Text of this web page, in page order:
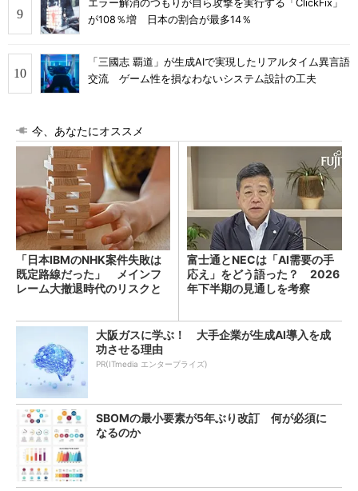
エラー解消のつもりが自ら攻撃を実行する「ClickFix」
が108％増 日本の割合が最多14％
「三國志 覇道」が生成AIで実現したリアルタイム異言語
交流 ゲーム性を損なわないシステム設計の工夫
今、あなたにオススメ
「日本IBMのNHK案件失敗は
既定路線だった」 メインフ
レーム大撤退時代のリスクと
富士通とNECは「AI需要の手
応え」をどう語った？ 2026
年下半期の見通しを考察
大阪ガスに学ぶ！ 大手企業が生成AI導入を成
功させる理由
PR(ITmedia エンタープライズ)
SBOMの最小要素が5年ぶり改訂 何が必須に
なるのか